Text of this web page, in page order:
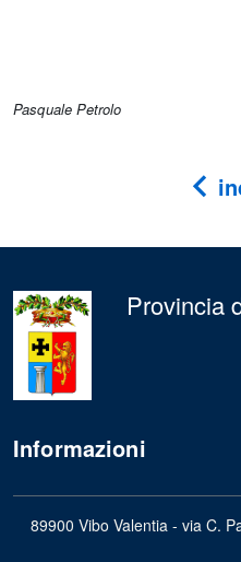
Pasquale Petrolo
Provincia
Informazioni
89900 Vibo Valentia - via C.